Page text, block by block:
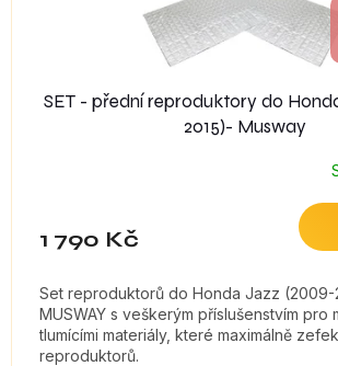
SET - přední reproduktory do
2015)- Musway
1 790 Kč
Set reproduktorů do Honda Jazz (2009-
MUSWAY s veškerým příslušenstvím pro
tlumícími materiály, které maximálně
reproduktorů.